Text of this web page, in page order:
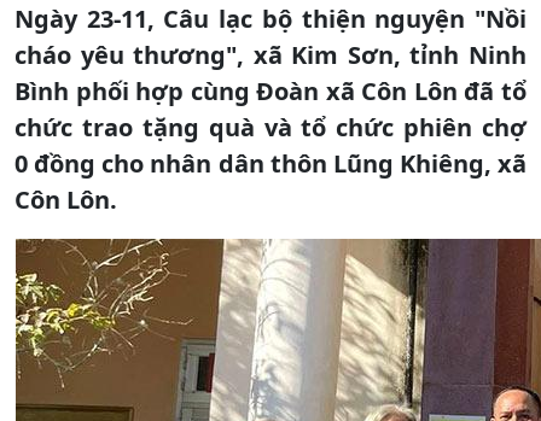
Ngày 23-11, Câu lạc bộ thiện nguyện "Nồi
cháo yêu thương", xã Kim Sơn, tỉnh Ninh
Bình phối hợp cùng Đoàn xã Côn Lôn đã tổ
chức trao tặng quà và tổ chức phiên chợ
0 đồng cho nhân dân thôn Lũng Khiêng, xã
Côn Lôn.